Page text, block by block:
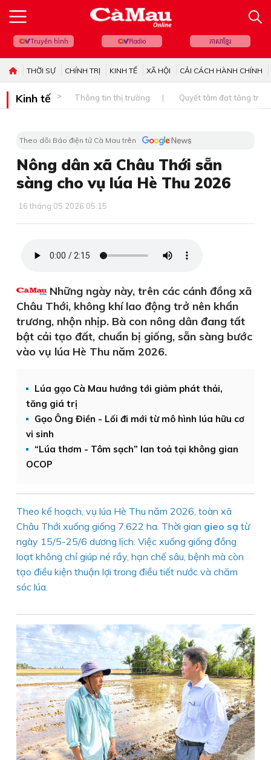
Truyền hình Radio ភាសាខ្មែរ
THỜI SỰ CHÍNH TRỊ KINH TẾ XÃ HỘI CẢI CÁCH HÀNH CHÍNH
Kinh tế Thông tin thị trường Quyết tâm đạt tăng
Theo dõi Báo điện tử Cà Mau trên
Nông dân xã Châu Thới sẵn
sàng cho vụ lúa Hè Thu 2026
16 tháng 05 2026 05:15
Những ngày này, trên các cánh đồng xã
Châu Thới, không khí lao động trở nên khẩn
trương, nhộn nhịp. Bà con nông dân đang tất
bật cải tạo đất, chuẩn bị giống, sẵn sàng bước
vào vụ lúa Hè Thu năm 2026.
Lúa gạo Cà Mau hướng tới giảm phát thải,
tăng giá trị
Gạo Ông Điền - Lối đi mới từ mô hình lúa hữu cơ
vi sinh
“Lúa thơm - Tôm sạch” lan toả tại không gian
OCOP
Theo kế hoạch, vụ lúa Hè Thu năm 2026, toàn xã
Châu Thới xuống giống 7.622 ha. Thời gian gieo sạ từ
ngày 15/5-25/6 dương lịch. Việc xuống giống đồng
loạt không chỉ giúp né rầy, hạn chế sâu, bệnh mà còn
tạo điều kiện thuận lợi trong điều tiết nước và chăm
sóc lúa.